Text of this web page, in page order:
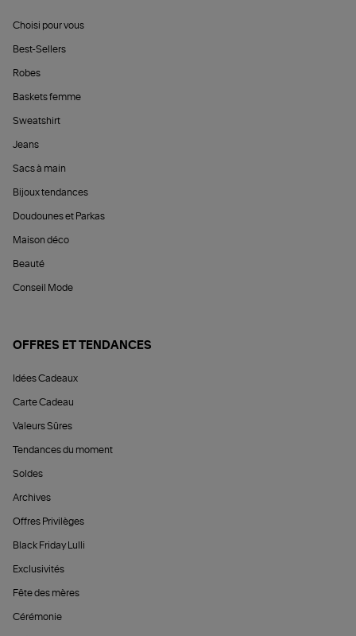
Choisi pour vous
Best-Sellers
Robes
Baskets femme
Sweatshirt
Jeans
Sacs à main
Bijoux tendances
Doudounes et Parkas
Maison déco
Beauté
Conseil Mode
OFFRES ET TENDANCES
Idées Cadeaux
Carte Cadeau
Valeurs Sûres
Tendances du moment
Soldes
Archives
Offres Privilèges
Black Friday Lulli
Exclusivités
Fête des mères
Cérémonie